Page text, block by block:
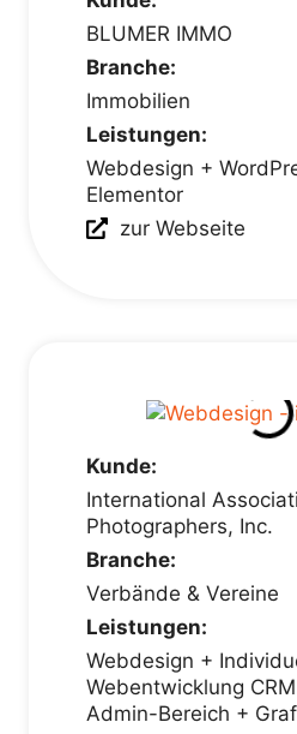
BLUMER IMMO
Branche:
Immobilien
Leistungen:
Webdesign +
Elementor
zur Webseite
Kunde:
International
Photographers, Inc.
Branche:
Verbände & Vereine
Leistungen:
Webdesign +
Webentwicklung
Admin-Bereich +